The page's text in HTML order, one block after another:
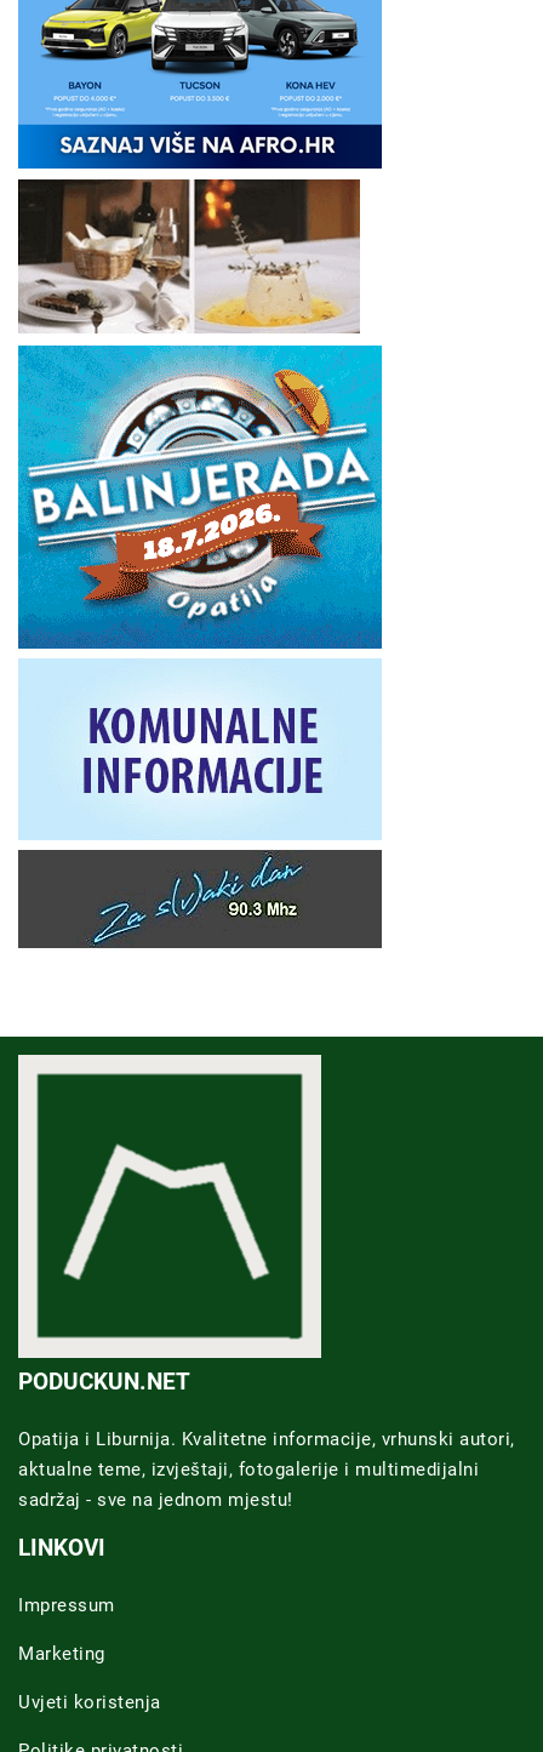
PODUCKUN.NET
Opatija i Liburnija. Kvalitetne informacije, vrhunski autori,
aktualne teme, izvještaji, fotogalerije i multimedijalni
sadržaj - sve na jednom mjestu!
LINKOVI
Impressum
Marketing
Uvjeti koristenja